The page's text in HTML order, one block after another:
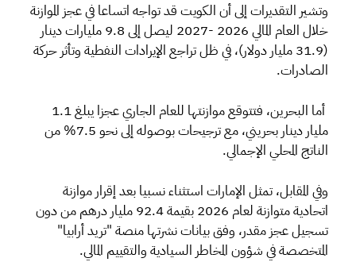
وتشير التقديرات إلى أن الكويت قد تواجه اتساعا في عجز الموازنة
خلال العام المالي 2026 -2027 ليصل إلى 9.8 مليارات دينار
(31.9 مليار دولار)، في ظل تراجع الإيرادات النفطية وتأثر حركة
الصادرات.
أما البحرين، فتتوقع موازنتها للعام الجاري عجزا يبلغ 1.1
مليار دينار بحريني، مع ترجيحات بوصوله إلى نحو 7.5% من
الناتج المحلي الإجمالي.
وفي المقابل، تمثل الإمارات استثناء نسبيا بعد إقرار موازنة
اتحادية متوازنة لعام 2026 بقيمة 92.4 مليار درهم من دون
تسجيل عجز مقدر، وفق بيانات نشرتها منصة "تريد أرابيا"
المتخصصة في شؤون المخاطر السيادية والتقييم المالي.